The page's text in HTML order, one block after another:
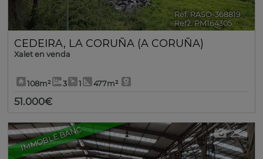
Ref. RASO-368819 🔗
Ref2. PM164305
CEDEIRA, LA CORUÑA (A CORUÑA)
Xalet en venda
108m² 3 1 477m²
51.000€
IMMOBLE BANC 23